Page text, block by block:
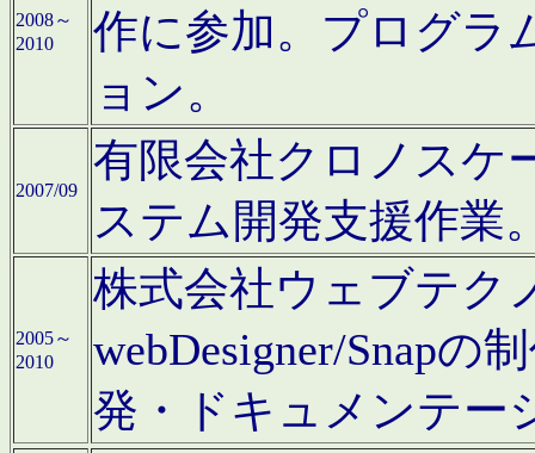
2008～
2010
作に参加。プログラ
ョン。
2007/09
有限会社クロノスケ
ステム開発支援作業
2005～
2010
株式会社ウェブテク
webDesigner/Snapの
発・ドキュメンテー